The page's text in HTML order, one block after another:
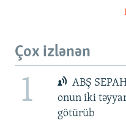
Çox izlənən
1
ABŞ
onun iki
götürüb